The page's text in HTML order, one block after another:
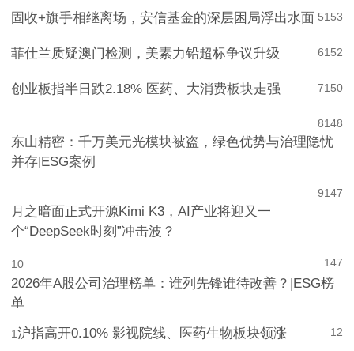
153
5
固收+旗手相继离场，安信基金的深层困局浮出水面
152
6
菲仕兰质疑澳门检测，美素力铅超标争议升级
150
7
创业板指半日跌2.18% 医药、大消费板块走强
148
8
东山精密：千万美元光模块被盗，绿色优势与治理隐忧
并存|ESG案例
147
9
月之暗面正式开源Kimi K3，AI产业将迎又一
个“DeepSeek时刻”冲击波？
147
10
2026年A股公司治理榜单：谁列先锋谁待改善？|ESG榜
单
12
1沪指高开0.10% 影视院线、医药生物板块领涨